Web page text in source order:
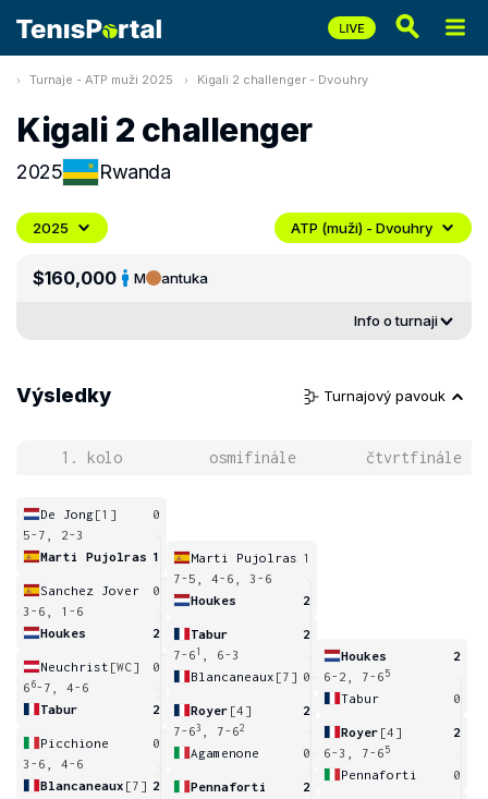
Turnaje - ATP muži 2025 Kigali 2 challenger - Dvouhry
Kigali 2 challenger
2025 Rwanda
2025 ATP (muži) - Dvouhry
$160,000 M antuka
Info o turnaji
Výsledky Turnajový pavouk
1. kolo osmifinále čtvrtfinále
De Jong[1]
0
5-7, 2-3
Marti Pujolras 1
Sanchez Jover
0
3-6, 1-6
Houkes
2
Neuchrist [WC]
0
6 6-7, 4-6
Tabur
2
Picchione
0
3-6, 4-6
Blancaneaux [7] 2
Marti Pujolras 1
7-5, 4-6, 3-6
Houkes
2
Tabur
2
7-6 1
, 6-3
Blancaneaux [7] 0
Royer [4]
2
7-63 , 7-62
Agamenone 0
Pennaforti
2
Houkes
2
6-2, 7-6 5
Tabur 0
Royer [4]
2
6-3, 7-6 5
Pennaforti 0